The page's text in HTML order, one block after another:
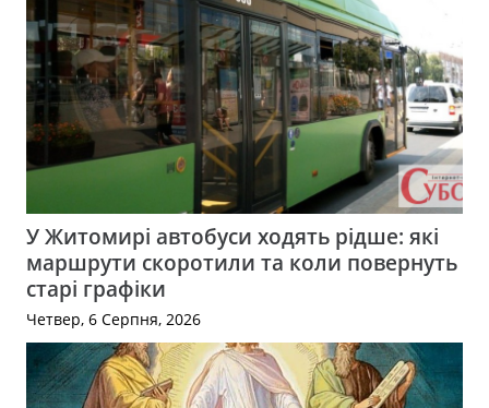
У Житомирі автобуси ходять рідше: які
маршрути скоротили та коли повернуть
старі графіки
Четвер, 6 Серпня, 2026